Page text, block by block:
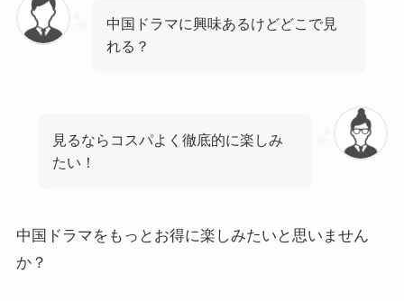
中国ドラマに興味あるけどどこで見
れる？
見るならコスパよく徹底的に楽しみ
たい！
中国ドラマをもっとお得に楽しみたいと思いません
か？